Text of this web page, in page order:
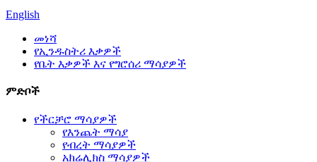
English
መነሻ
የኢንዱስትሪ እቃዎች
የቤት እቃዎች እና የግሮሰሪ ማሳያዎች
ምድቦች
የችርቻሮ ማሳያዎች
የእንጨት ማሳያ
የብረት ማሳያዎች
አክሬሊክስ ማሳያዎች